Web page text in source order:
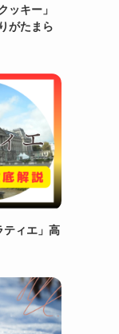
ッキー」
がたまら
ティエ」高